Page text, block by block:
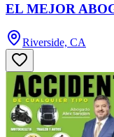
EL MEJOR
Riverside, CA